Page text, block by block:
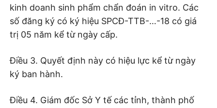
kinh doanh sinh phẩm chẩn đoán in vitro. Các
số đăng ký có ký hiệu SPCĐ-TTB-…-18 có giá
trị 05 năm kể từ ngày cấp.
Điều 3. Quyết định này có hiệu lực kể từ ngày
ký ban hành.
Điều 4. Giám đốc Sở Y tế các tỉnh, thành phố